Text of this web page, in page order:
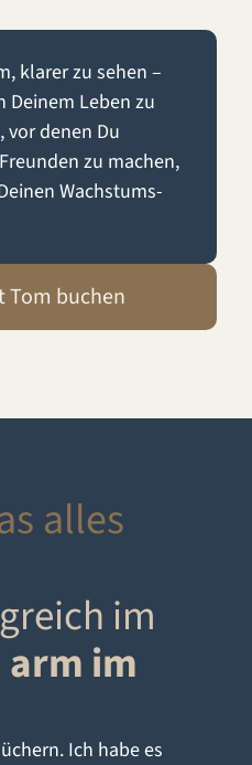
klarer zu sehen –
Deinem Leben zu
vor denen Du
zu machen,
Wachstums-
Tom buchen
alles
im
arm im
Ich habe es